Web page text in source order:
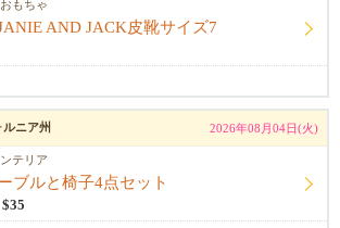
もちゃ
AND JACK皮靴サイズ7
ニア州 2026年08月04日(火)
テリア
ブルと椅子4点セット
$35